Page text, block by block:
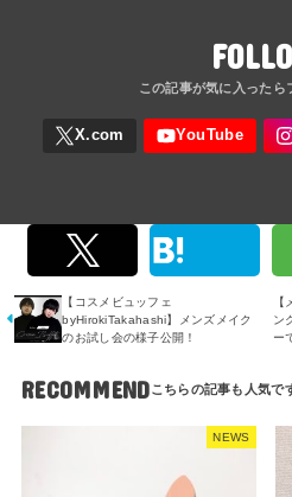
【コスメビュッフェ
byHirokiTakahashi】メンズメイク
のお試し会の様子公開！
ン
ー
RECOMMEND
NEWS